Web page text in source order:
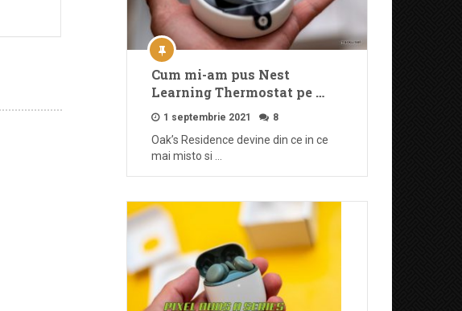
Cum mi-am pus Nest
Learning Thermostat pe …
1 septembrie 2021 8
Oak’s Residence devine din ce in ce
mai misto si …